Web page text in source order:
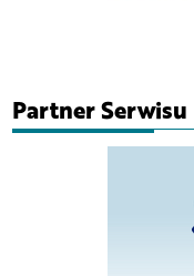
Partner Serwisu